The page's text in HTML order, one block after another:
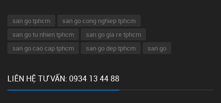
san go tphcm
san go cong nghiep tphcm
san go tu nhien tphcm
san go gia re tphcm
san go cao cap tphcm
san go dep tphcm san go
LIÊN HỆ TƯ VẤN: 0934 13 44 88